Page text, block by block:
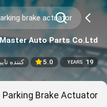
Auto Parts Co.Ltd
19
YEARS
5.0 کننده
Parking Brake Actuator